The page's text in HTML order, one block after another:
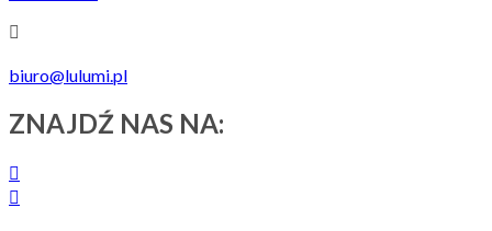
biuro@lulumi.pl
ZNAJDŹ NAS NA: